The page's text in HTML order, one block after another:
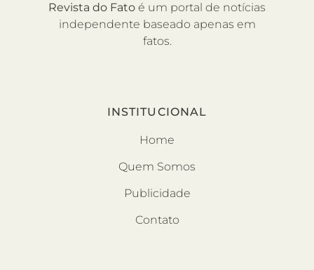
Revista do Fato é um portal de notícias
independente baseado apenas em
fatos.
INSTITUCIONAL
Home
Quem Somos
Publicidade
Contato